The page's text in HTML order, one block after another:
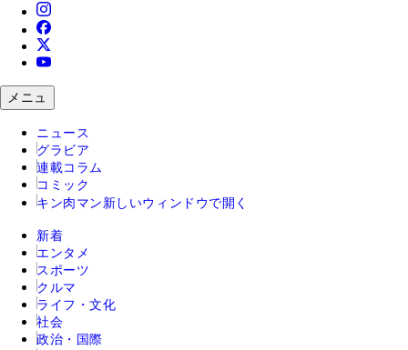
メニュ
ニュース
グラビア
連載コラム
コミック
キン肉マン 新しいウィンドウで開く
新着
エンタメ
スポーツ
クルマ
ライフ・文化
社会
政治・国際